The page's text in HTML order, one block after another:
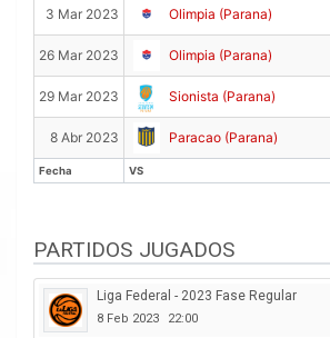
Fecha VS
3 Mar 2023 Olimpia (Parana)
26 Mar 2023 Olimpia (Parana)
29 Mar 2023 Sionista (Parana)
8 Abr 2023 Paracao (Parana)
Fecha VS
PARTIDOS JUGADOS
Liga Federal - 2023 Fase Regular
8 Feb 2023 22:00